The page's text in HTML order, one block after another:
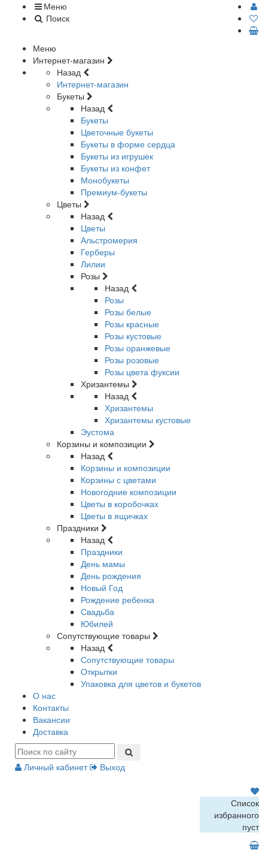
Меню
Поиск
Меню
Интернет-магазин
Назад
Интернет-магазин
Букеты
Назад
Букеты
Цветочные букеты
Букеты в форме сердца
Букеты из игрушек
Букеты из конфет
Монобукеты
Премиум-букеты
Цветы
Назад
Цветы
Альстромерия
Герберы
Лилии
Розы
Назад
Розы
Розы белые
Розы красные
Розы кустовые
Розы оранжевые
Розы розовые
Розы цвета фуксии
Хризантемы
Назад
Хризантемы
Хризантемы кустовые
Эустома
Корзины и композиции
Назад
Корзины и композиции
Корзины с цветами
Новогодние композиции
Цветы в коробочках
Цветы в ящичках
Праздники
Назад
Праздники
День мамы
День рождения
Новый Год
Рождение ребенка
Свадьба
Юбилей
Сопутствующие товары
Назад
Сопутствующие товары
Открытки
Упаковка для цветов и букетов
О нас
Контакты
Вакансии
Доставка
Личный кабинет Выход
Список
избранного
пуст